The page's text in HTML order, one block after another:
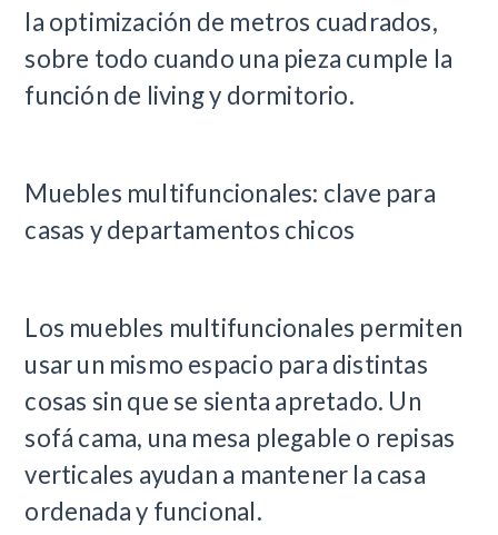
la optimización de metros cuadrados,
sobre todo cuando una pieza cumple la
función de living y dormitorio.
Muebles multifuncionales: clave para
casas y departamentos chicos
Los muebles multifuncionales permiten
usar un mismo espacio para distintas
cosas sin que se sienta apretado. Un
sofá cama, una mesa plegable o repisas
verticales ayudan a mantener la casa
ordenada y funcional.